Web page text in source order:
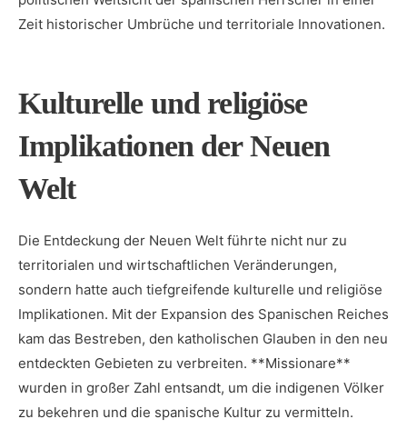
‌Zeit historischer⁣ Umbrüche und territoriale Innovationen.
Kulturelle und religiöse
Implikationen der Neuen ​
Welt
Die Entdeckung der Neuen Welt‍ führte⁢ nicht nur zu
territorialen⁢ und wirtschaftlichen Veränderungen,⁣
sondern ⁢hatte auch tiefgreifende kulturelle und religiöse
Implikationen. Mit der Expansion des ⁣Spanischen Reiches
kam das Bestreben, den katholischen Glauben‌ in den neu
entdeckten Gebieten zu⁢ verbreiten. **Missionare**
wurden ​in ‌großer Zahl entsandt, um die indigenen Völker
zu bekehren und die spanische Kultur zu vermitteln.